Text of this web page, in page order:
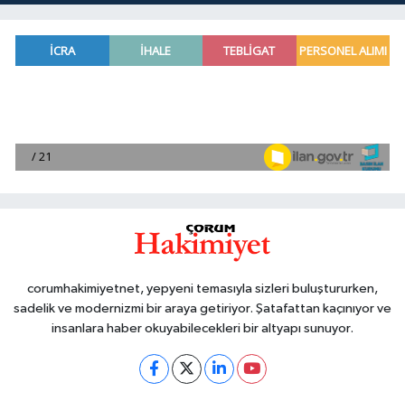
corumhakimiyetnet, yepyeni temasıyla sizleri buluştururken,
sadelik ve modernizmi bir araya getiriyor. Şatafattan kaçınıyor ve
insanlara haber okuyabilecekleri bir altyapı sunuyor.